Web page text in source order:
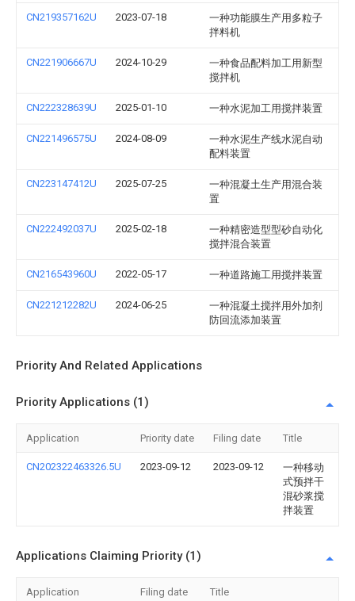
CN219357162U 2023-07-18
一种功能膜生产用多粒子
拌料机
CN221906667U 2024-10-29
一种食品配料加工用新型
搅拌机
CN222328639U 2025-01-10 一种水泥加工用搅拌装置
CN221496575U 2024-08-09
一种水泥生产线水泥自动
配料装置
CN223147412U 2025-07-25
一种混凝土生产用混合装
置
CN222492037U 2025-02-18
一种精密造型型砂自动化
搅拌混合装置
CN216543960U 2022-05-17 一种道路施工用搅拌装置
CN221212282U 2024-06-25
一种混凝土搅拌用外加剂
防回流添加装置
Priority And Related Applications
Priority Applications (1)
Application Priority date Filing date Title
CN202322463326.5U 2023-09-12 2023-09-12
一种移动
式预拌干
混砂浆搅
拌装置
Applications Claiming Priority (1)
Application Filing date Title